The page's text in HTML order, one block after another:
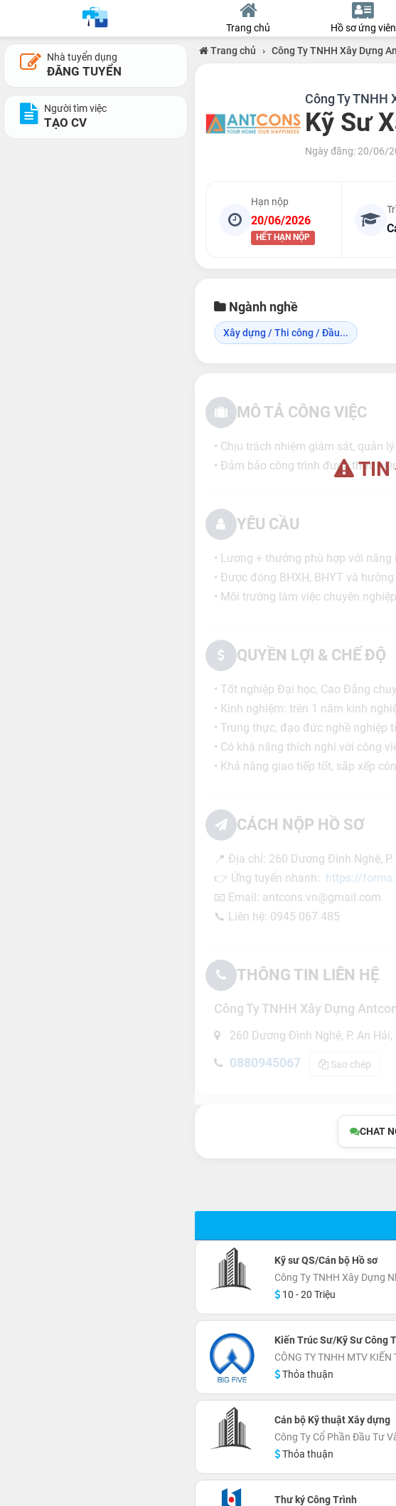
Trang chủ Hồ sơ ứng viên
Nhà tuyển dụng
ĐĂNG TUYỂN
Người tìm việc
TẠO CV
Trang chủ › Công Ty TNHH Xây Dựng
Công Ty TNHH
Kỹ Sư
Ngày đăng: 20/06/
Hạn nộp
20/06/2026
HẾT HẠN NỘP
Ngành nghề
Xây dựng / Thi công / Đầu...
TIN
MÔ TẢ CÔNG VIỆC
• Chịu trách nhiệm giám sát, quản
• Đảm bảo công trình được thực
YÊU CẦU
• Lương + thưởng phù hợp với
• Được đóng BHXH, BHYT và
• Môi trường làm việc chuyên
QUYỀN LỢI & CHẾ ĐỘ
• Tốt nghiệp Đại học, Cao Đẳng
• Kinh nghiệm: trên 1 năm kinh
• Trung thực, đạo đức nghề nghiệp
• Có khả năng thích nghi với công
• Khả năng giao tiếp tốt, sắp xếp
CÁCH NỘP HỒ SƠ
📍 Địa chỉ: 260 Dương Đình Nghệ,
👉 Ứng tuyển nhanh: https://
📧 Email: antcons.vn@gmail.com
📞 Liên hệ: 0945 067 485
THÔNG TIN LIÊN HỆ
Công Ty TNHH Xây Dựng
260 Dương Đình Nghệ, P. An Hải,
0880945067 Sao chép
CHAT
Kỹ sư QS/Cán bộ Hồ sơ
Công Ty TNHH Xây Dựng
10 - 20 Triệu
Kiến Trúc Sư/Kỹ Sư Công
CÔNG TY TNHH MTV KIẾN
Thỏa thuận
Cán bộ Kỹ thuật Xây dựng
Công Ty Cổ Phần Đầu Tư
Thỏa thuận
Thư ký Công Trình